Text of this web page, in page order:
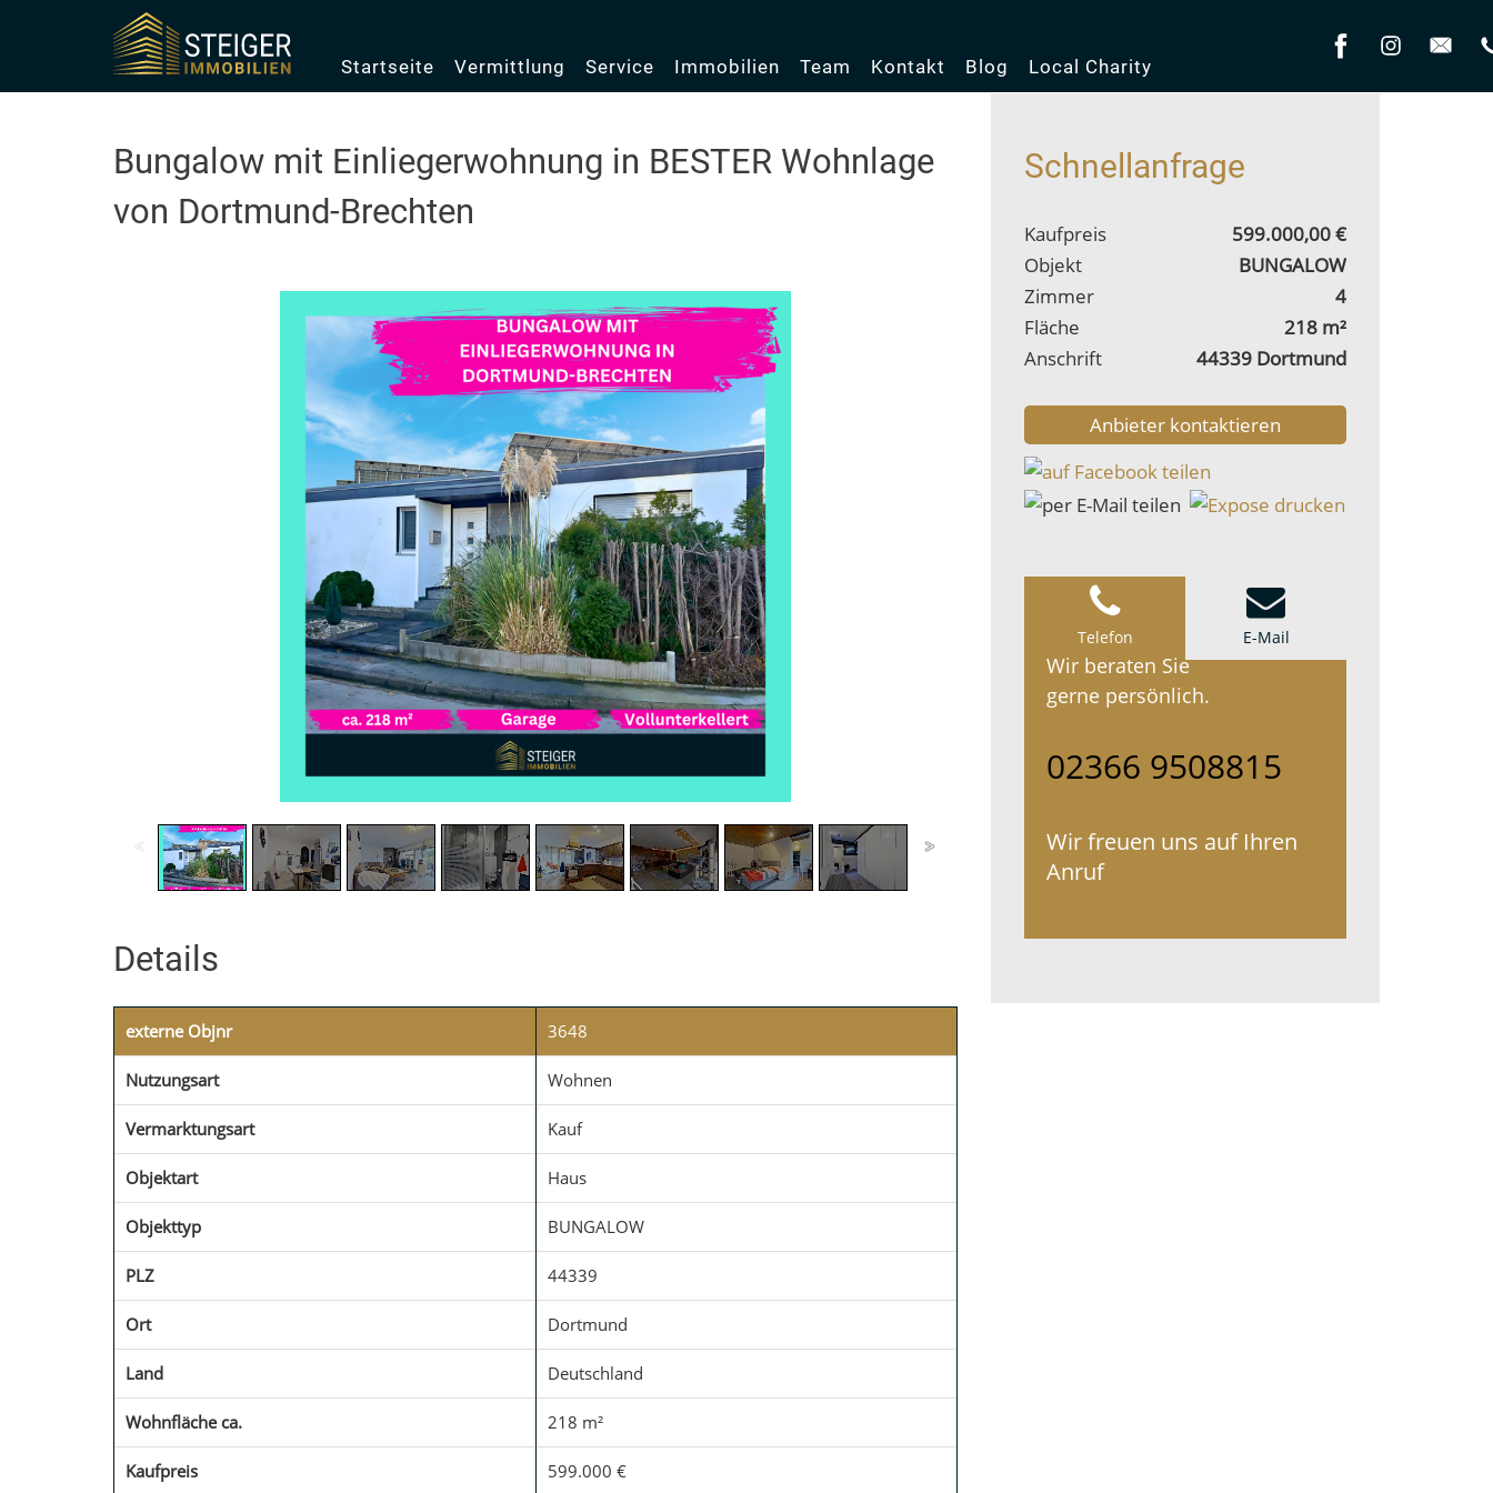
Startseite Vermittlung Service Immobilien Team Kontakt Blog Local Charity
Schnellanfrage
Kaufpreis
599.000,00 €
Objekt
BUNGALOW
Zimmer
4
Fläche
218 m²
Anschrift
44339 Dortmund
Telefon E-Mail
Wir beraten Sie
gerne persönlich.
02366 9508815
Wir freuen uns auf Ihren
Anruf
Bungalow mit Einliegerwohnung in BESTER Wohnlage
von Dortmund-Brechten
Details
externe Objnr 3648
Nutzungsart Wohnen
Vermarktungsart Kauf
Objektart Haus
Objekttyp BUNGALOW
PLZ 44339
Ort Dortmund
Land Deutschland
Wohnfläche ca. 218 m²
Kaufpreis 599.000 €